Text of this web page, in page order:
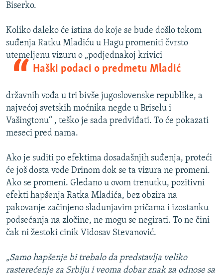
Biserko.
Koliko daleko će istina do koje se bude došlo tokom
suđenja Ratku Mladiću u Hagu promeniti čvrsto
utemeljenu vizuru o „podjednakoj krivici
Haški podaci o predmetu Mladić
državnih vođa u tri bivše jugoslovenske republike, a
najvećoj svetskih moćnika negde u Briselu i
Vašingtonu“ , teško je sada predviđati. To će pokazati
meseci pred nama.
Ako je suditi po efektima dosadašnjih suđenja, proteći
će još dosta vode Drinom dok se ta vizura ne promeni.
Ako se promeni. Gledano u ovom trenutku, pozitivni
efekti hapšenja Ratka Mladića, bez obzira na
pakovanje začinjeno sladunjavim pričama i izostanku
podsećanja na zločine, ne mogu se negirati. To ne čini
čak ni žestoki cinik Vidosav Stevanović.
„Samo hapšenje bi trebalo da predstavlja veliko
rasterećenje za Srbiju i veoma dobar znak za odnose sa